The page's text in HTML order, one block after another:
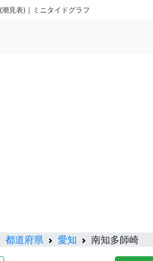
見表)｜ミニタイドグラフ
都道府県 愛知 南知多師崎